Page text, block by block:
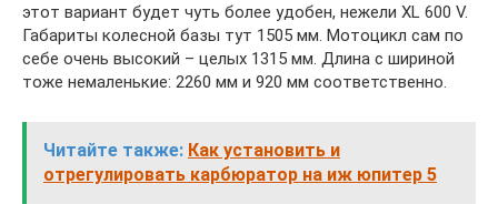
этот вариант будет чуть более удобен, нежели XL 600 V.
Габариты колесной базы тут 1505 мм. Мотоцикл сам по
себе очень высокий – целых 1315 мм. Длина с шириной
тоже немаленькие: 2260 мм и 920 мм соответственно.
Читайте также: Как установить и
отрегулировать карбюратор на иж юпитер 5